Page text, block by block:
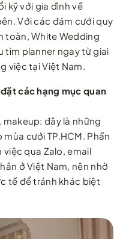
kỹ với gia đình về
Với các đám cưới quy
toàn, White Wedding
tìm planner ngay từ giai
việc tại Việt Nam.
các hạng mục quan
đây là những
cưới TP.HCM. Phần
việc qua Zalo, email
ở Việt Nam, nên nhờ
tế để tránh khác biệt